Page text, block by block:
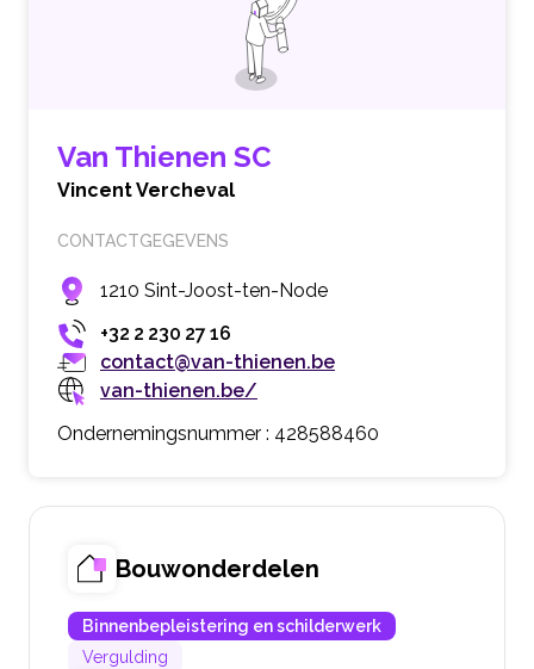
Van Thienen SC
Vincent Vercheval
CONTACTGEGEVENS
1210 Sint-Joost-ten-Node
+32 2 230 27 16
contact@van-thienen.be
van-thienen.be/
Ondernemingsnummer : 428588460
Bouwonderdelen
Binnenbepleistering en schilderwerk
Vergulding